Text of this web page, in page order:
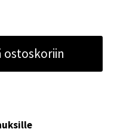
ostoskoriin